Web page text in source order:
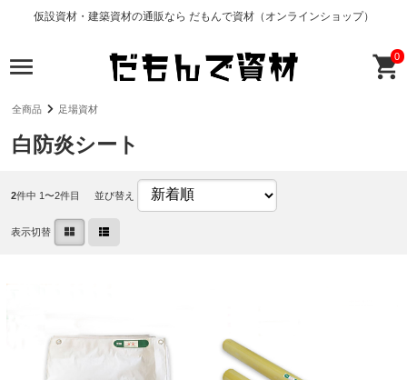
仮設資材・建築資材の通販なら だもんで資材（オンラインショップ）
0
全商品 足場資材
白防炎シート
2件中 1〜2件目 並び替え
表示切替